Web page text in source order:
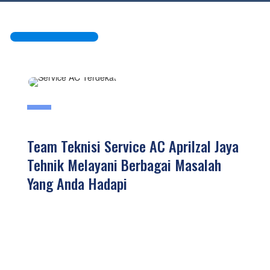
Team Teknisi Service AC Aprilzal Jaya
Tehnik Melayani Berbagai Masalah
Yang Anda Hadapi